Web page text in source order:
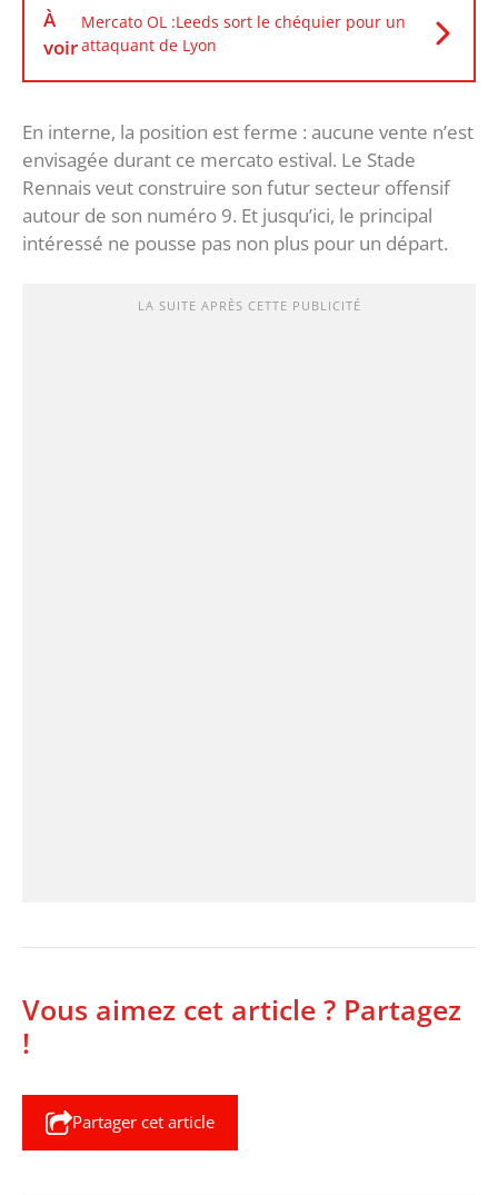
À
voir
Mercato OL :Leeds sort le chéquier pour un
attaquant de Lyon
En interne, la position est ferme : aucune vente n’est
envisagée durant ce mercato estival. Le Stade
Rennais veut construire son futur secteur offensif
autour de son numéro 9. Et jusqu’ici, le principal
intéressé ne pousse pas non plus pour un départ.
LA SUITE APRÈS CETTE PUBLICITÉ
Vous aimez cet article ? Partagez
!
Partager cet article